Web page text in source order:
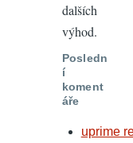
dalších
výhod.
Posledn
í
koment
áře
uprime